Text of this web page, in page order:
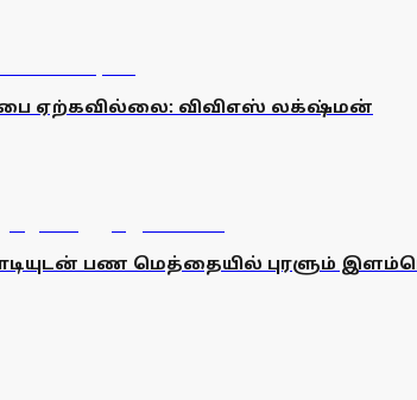
ஏற்கவில்லை: விவிஎஸ் லக்‌ஷ்மன்
பண மெத்தையில் புரளும்